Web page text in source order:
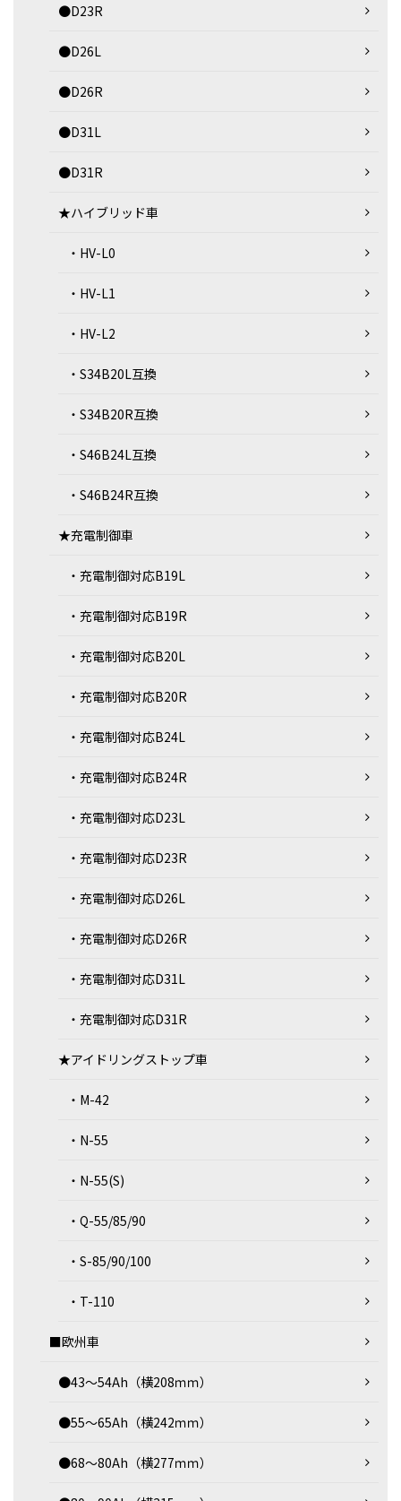
●D23R
●D26L
●D26R
●D31L
●D31R
★ハイブリッド車
・HV-L0
・HV-L1
・HV-L2
・S34B20L互換
・S34B20R互換
・S46B24L互換
・S46B24R互換
★充電制御車
・充電制御対応B19L
・充電制御対応B19R
・充電制御対応B20L
・充電制御対応B20R
・充電制御対応B24L
・充電制御対応B24R
・充電制御対応D23L
・充電制御対応D23R
・充電制御対応D26L
・充電制御対応D26R
・充電制御対応D31L
・充電制御対応D31R
★アイドリングストップ車
・M-42
・N-55
・N-55(S)
・Q-55/85/90
・S-85/90/100
・T-110
■欧州車
●43～54Ah（横208ｍｍ）
●55～65Ah（横242ｍｍ）
●68～80Ah（横277ｍｍ）